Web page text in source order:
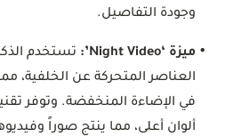
وجودة التفاصيل.
• ميزة ‘Night Video’:
تستخدم
العناصر المتحركة عن الخلفية،
ألوان أعلى، مما ينتج صوراً